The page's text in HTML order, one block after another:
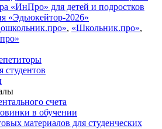
«ИнПро» для детей и подростков
«Эдьюкейтор-2026»
, «Школьник.про»,
студентов
счета
в обучении
материалов для студенческих